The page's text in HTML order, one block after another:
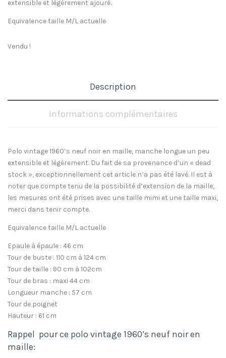
extensible et légèrement ajouré.
Equivalence taille M/L actuelle
Vendu !
Description
Informations complémentaires
Polo vintage 1960’s neuf noir en maille, manche longue un peu
extensible et légèrement. Du fait de sa provenance d’un « dead
stock », exceptionnellement cet article n’a pas été lavé. Il est à
noter que compte tenu de la possibilité d’extension de la maille,
les mesures ont été prises avec une taille mimi et une taille maxi,
merci dans tenir compte.
Equivalence taille M/L actuelle
Epaule à épaule : 46 cm
Tour de buste : 110 cm à 124 cm
Tour de taille : 90 cm à 102cm
Tour de bras : maxi 44 cm
Longueur manche : 57 cm
Tour de poignet
Hauteur : 61 cm
Rappel pour ce polo vintage 1960’s neuf noir en
maille: